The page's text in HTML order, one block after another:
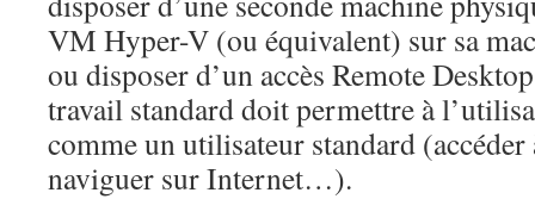
VM Hyper-V (ou équivalent) sur sa
ou disposer d’un accès Remote
travail standard doit permettre à
comme un utilisateur standard (accéder
naviguer sur Internet…).